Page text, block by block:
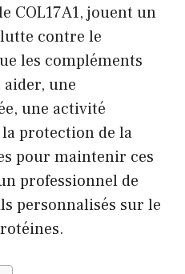
COL17A1, jouent un
contre le
les compléments
une
une activité
protection de la
pour maintenir ces
professionnel de
personnalisés sur le